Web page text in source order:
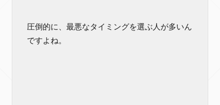
圧倒的に、最悪なタイミングを選ぶ人が多いん
ですよね。